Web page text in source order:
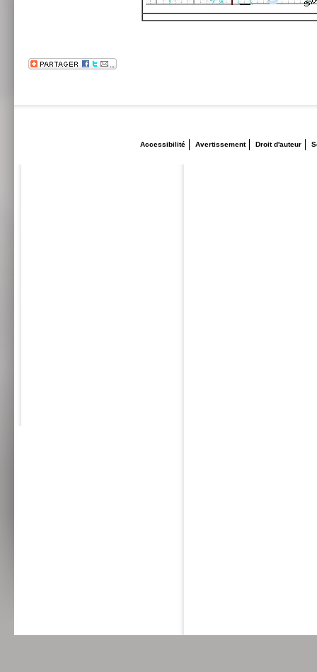
Accessibilité Avertissement Droit d'auteur